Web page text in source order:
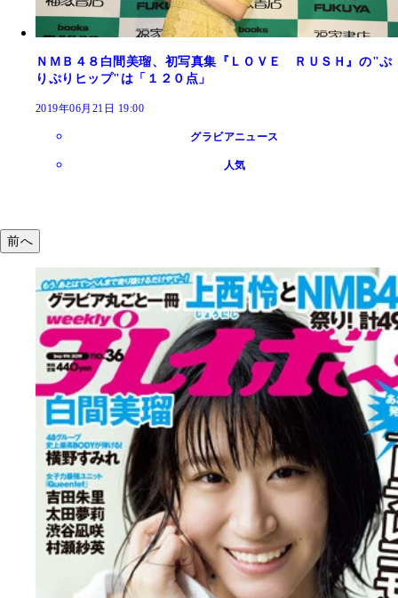
ＮＭＢ４８白間美瑠、初写真集『ＬＯＶＥ ＲＵＳＨ』の"ぷ
りぷりヒップ"は「１２０点」
2019年06月21日 19:00
グラビアニュース
人気
前へ